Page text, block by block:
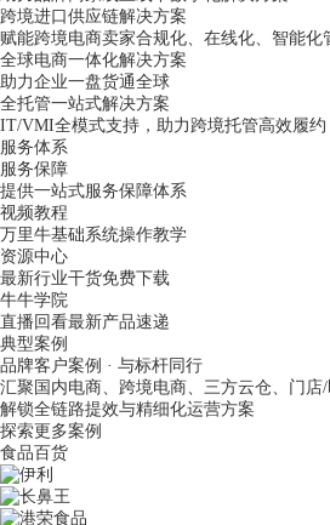
跨境进口供应链解决方案
赋能跨境电商卖家合规化、在线化、智能化
全球电商一体化解决方案
助力企业一盘货通全球
全托管一站式解决方案
IT/VMI全模式支持，助力跨境托管高效履约
服务体系
服务保障
提供一站式服务保障体系
视频教程
万里牛基础系统操作教学
资源中心
最新行业干货免费下载
牛牛学院
直播回看最新产品速递
典型案例
品牌客户案例 · 与标杆同行
汇聚国内电商、跨境电商、三方云仓、门
解锁全链路提效与精细化运营方案
探索更多案例
食品百货